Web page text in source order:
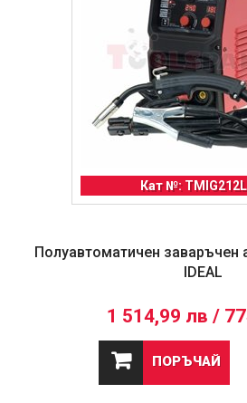
Кат №:
Полуавтоматичен заваръчен
IDEAL
1 514,99 лв /
ПОРЪЧАЙ